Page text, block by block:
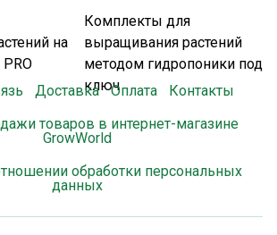
на
Комплекты для
выращивания растений
методом гидропоники под
ключ
Доставка Оплата
Контакты
товаров в интернет-магазине
GrowWorld
обработки персональных
данных